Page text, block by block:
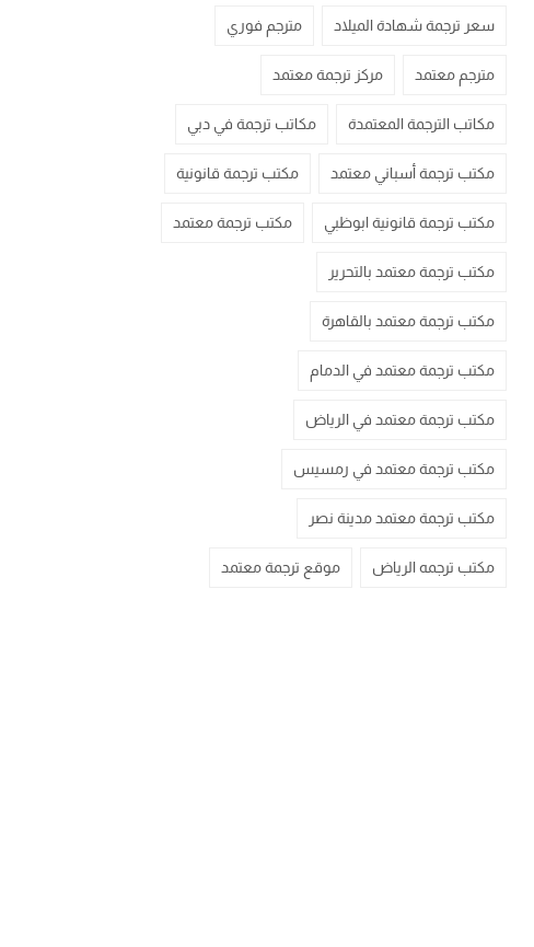
سعر ترجمة شهادة الميلاد مترجم فوري
مترجم معتمد مركز ترجمة معتمد
مكاتب الترجمة المعتمدة مكاتب ترجمة في دبي
مكتب ترجمة أسباني معتمد مكتب ترجمة قانونية
مكتب ترجمة قانونية ابوظبي مكتب ترجمة معتمد
مكتب ترجمة معتمد بالتحرير
مكتب ترجمة معتمد بالقاهرة
مكتب ترجمة معتمد في الدمام
مكتب ترجمة معتمد في الرياض
مكتب ترجمة معتمد في رمسيس
مكتب ترجمة معتمد مدينة نصر
مكتب ترجمه الرياض موقع ترجمة معتمد